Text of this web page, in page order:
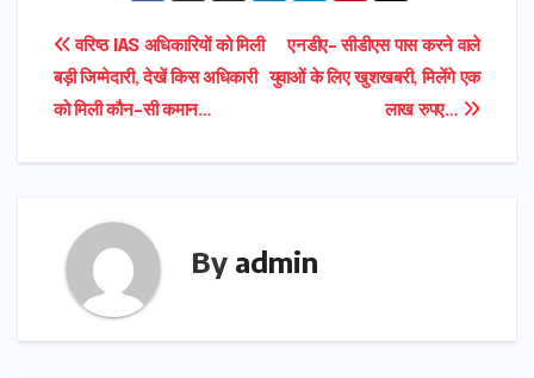
Post
navigation
एनडीए- सीडीएस पास करने वाले
युवाओं के लिए खुशखबरी, मिलेंगे एक
लाख रुपए…
वरिष्ठ IAS अधिकारियों को मिली
बड़ी जिम्मेदारी, देखें किस अधिकारी
को मिली कौन-सी कमान…
By admin